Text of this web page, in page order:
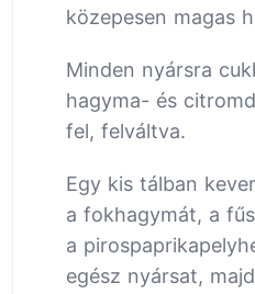
közepesen magas
Minden nyársra
hagyma- és
fel, felváltva.
Egy kis tálban
a fokhagymát, a
a
egész nyársat,